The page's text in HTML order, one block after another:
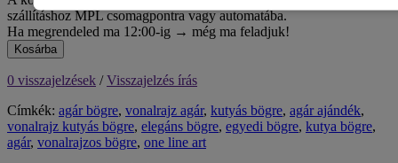
szállításhoz MPL csomagpontra vagy automatába.
Ha megrendeled ma 12:00-ig → még ma feladjuk!
Kosárba
0 visszajelzések /Visszajelzés írás
Címkék: agár bögre, vonalrajz agár, kutyás bögre, agár ajándék,
vonalrajz kutyás bögre, elegáns bögre, egyedi bögre, kutya bögre,
agár, vonalrajzos bögre, one line art